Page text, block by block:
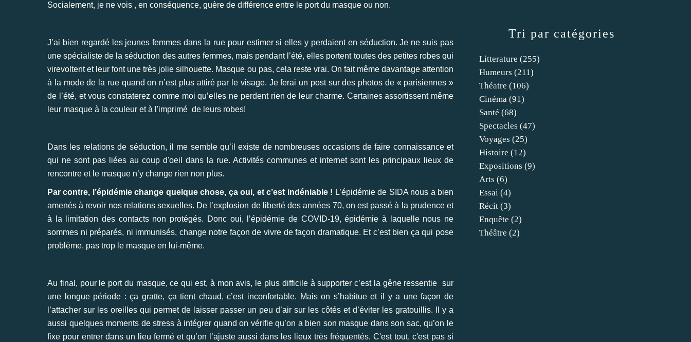
Socialement, je ne vois , en conséquence, guère de différence entre le port du masque ou non.
J’ai bien regardé les jeunes femmes dans la rue pour estimer si elles y perdaient en séduction. Je ne suis pas
une spécialiste de la séduction des autres femmes, mais pendant l’été, elles portent toutes des petites robes qui
virevoltent et leur font une très jolie silhouette. Masque ou pas, cela reste vrai. On fait même davantage attention
à la mode de la rue quand on n’est plus attiré par le visage. Je ferai un post sur des photos de « parisiennes »
de l’été, et vous constaterez comme moi qu’elles ne perdent rien de leur charme. Certaines assortissent même
leur masque à la couleur et à l'imprimé de leurs robes!
Dans les relations de séduction, il me semble qu’il existe de nombreuses occasions de faire connaissance et
qui ne sont pas liées au coup d'oeil dans la rue. Activités communes et internet sont les principaux lieux de
rencontre et le masque n’y change rien non plus.
Par contre, l’épidémie change quelque chose, ça oui, et c’est indéniable ! L’épidémie de SIDA nous a bien
amenés à revoir nos relations sexuelles. De l’explosion de liberté des années 70, on est passé à la prudence et
à la limitation des contacts non protégés. Donc oui, l’épidémie de COVID-19, épidémie à laquelle nous ne
sommes ni préparés, ni immunisés, change notre façon de vivre de façon dramatique. Et c’est bien ça qui pose
problème, pas trop le masque en lui-même.
Au final, pour le port du masque, ce qui est, à mon avis, le plus difficile à supporter c’est la gêne ressentie sur
une longue période : ça gratte, ça tient chaud, c’est inconfortable. Mais on s’habitue et il y a une façon de
l’attacher sur les oreilles qui permet de laisser passer un peu d’air sur les côtés et d’éviter les gratouillis. Il y a
aussi quelques moments de stress à intégrer quand on vérifie qu’on a bien son masque dans son sac, qu’on le
fixe pour entrer dans un lieu fermé et qu’on l’ajuste aussi dans les lieux très fréquentés. C'est tout, c'est pas si
Tri par catégories
Litterature (255)
Humeurs (211)
Théatre (106)
Cinéma (91)
Santé (68)
Spectacles (47)
Voyages (25)
Histoire (12)
Expositions (9)
Arts (6)
Essai (4)
Récit (3)
Enquête (2)
Théâtre (2)